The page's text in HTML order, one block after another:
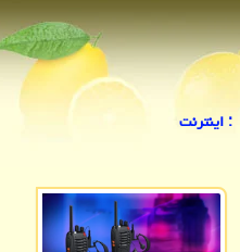
: اینترنت